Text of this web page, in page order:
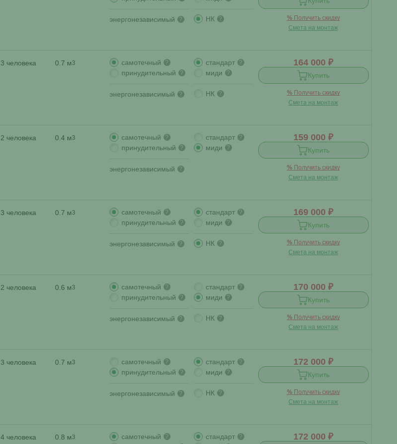
энергонезависимый ? НК ? % Получить скидку
Смета на монтаж
3 человека 0.7 м3 самотечный ?
принудительный ?
энергонезависимый ?
стандарт ?
миди ?
НК ?
164 000 ₽
Купить
% Получить скидку
Смета на монтаж
2 человека 0.4 м3 самотечный ?
принудительный ?
энергонезависимый ?
стандарт ?
миди ?
159 000 ₽
Купить
% Получить скидку
Смета на монтаж
3 человека 0.7 м3 самотечный ?
принудительный ?
энергонезависимый ?
стандарт ?
миди ?
НК ?
169 000 ₽
Купить
% Получить скидку
Смета на монтаж
2 человека 0.6 м3 самотечный ?
принудительный ?
энергонезависимый ?
стандарт ?
миди ?
НК ?
170 000 ₽
Купить
% Получить скидку
Смета на монтаж
3 человека 0.7 м3 самотечный ?
принудительный ?
энергонезависимый ?
стандарт ?
миди ?
НК ?
172 000 ₽
Купить
% Получить скидку
Смета на монтаж
4 человека 0.8 м3 самотечный ? стандарт ? 172 000 ₽